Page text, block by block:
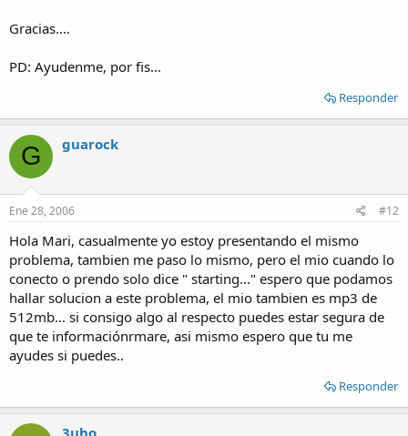
Gracias....
PD: Ayudenme, por fis...
Responder
G guarock
Ene 28, 2006 #12
Hola Mari, casualmente yo estoy presentando el mismo
problema, tambien me paso lo mismo, pero el mio cuando lo
conecto o prendo solo dice " starting..." espero que podamos
hallar solucion a este problema, el mio tambien es mp3 de
512mb... si consigo algo al respecto puedes estar segura de
que te informaciónrmare, asi mismo espero que tu me
ayudes si puedes..
Responder
3uho